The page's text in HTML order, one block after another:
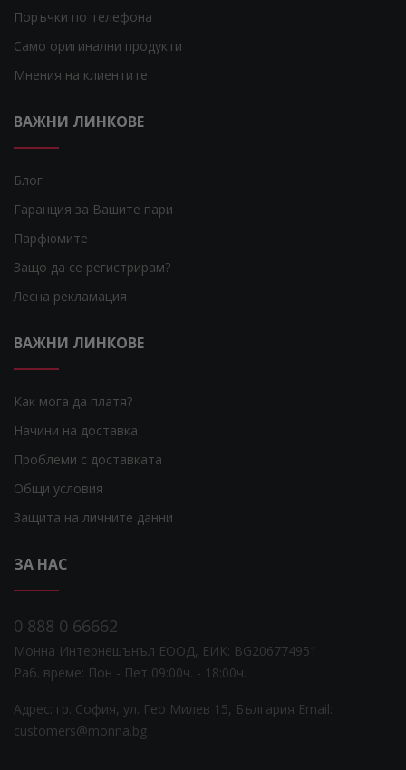
Поръчки по телефона
Само оригинални продукти
Мнения на клиентите
ВАЖНИ ЛИНКОВЕ
Блог
Гаранция за Вашите пари
Парфюмите
Защо да се регистрирам?
Лесна рекламация
ВАЖНИ ЛИНКОВЕ
Как мога да платя?
Начини на доставка
Проблеми с доставката
Общи условия
Защита на личните данни
ЗА НАС
0 888 0 66662
Монна Интернешънъл ЕООД, ЕИК: BG206774951
Раб. време: Пoн - Пет 09:00ч. - 18:00ч.
Адрес: гр. София, ул. Гео Милев 15, България Email:
customers@monna.bg